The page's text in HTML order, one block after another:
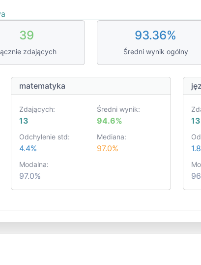
39
zdających
93.36%
Średni wynik ogólny
matematyka
Zdających:
13
Średni wynik:
94.6%
Odchylenie std:
4.4%
Mediana:
97.0%
Modalna:
97.0%
13